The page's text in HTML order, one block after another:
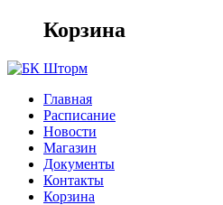
Корзина
Главная
Расписание
Новости
Магазин
Документы
Контакты
Корзина